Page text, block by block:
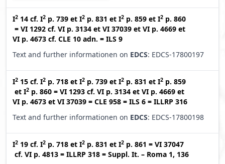
I2 14 cf. I2 p. 739 et I2 p. 831 et I2 p. 859 et I2 p. 860
= VI 1292 cf. VI p. 3134 et VI 37039 et VI p. 4669 et
VI p. 4673 cf. CLE 10 adn. = ILS 9
Text and further informationen on EDCS: EDCS-17800197
I2 15 cf. I2 p. 718 et I2 p. 739 et I2 p. 831 et I2 p. 859
et I2 p. 860 = VI 1293 cf. VI p. 3134 et VI p. 4669 et
VI p. 4673 et VI 37039 = CLE 958 = ILS 6 = ILLRP 316
Text and further informationen on EDCS: EDCS-17800198
I2 19 cf. I2 p. 718 et I2 p. 831 et I2 p. 861 = VI 37047
cf. VI p. 4813 = ILLRP 318 = Suppl. It. – Roma 1, 136